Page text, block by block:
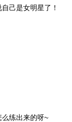
己是女明星了！
练出来的呀~